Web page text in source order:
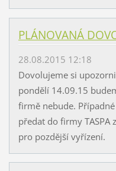
PLÁNOVANÁ
28.08.2015 12:18
Dovolujeme si
pondělí 14.09.15
firmě nebude.
předat do firmy TASPA
pro pozdější vyřízení.